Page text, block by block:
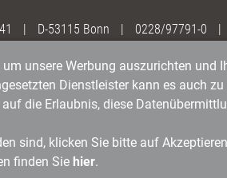
| D-53115 Bonn | 0228/97791-0 |
unsere Werbung auszurichten und
Dienstleister kann es auch
die Erlaubnis, diese
sind, klicken Sie bitte auf
finden Sie hier.